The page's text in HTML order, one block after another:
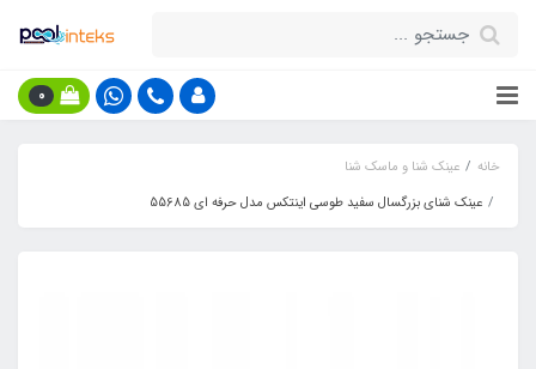
0
خانه
عینک شنا و ماسک شنا
عینک شنای بزرگسال سفید طوسی اینتکس مدل حرفه ای 55685